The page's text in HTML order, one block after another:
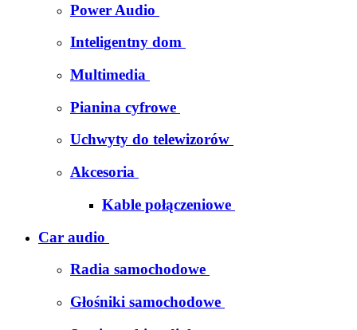
Power Audio
Inteligentny dom
Multimedia
Pianina cyfrowe
Uchwyty do telewizorów
Akcesoria
Kable połączeniowe
Car audio
Radia samochodowe
Głośniki samochodowe